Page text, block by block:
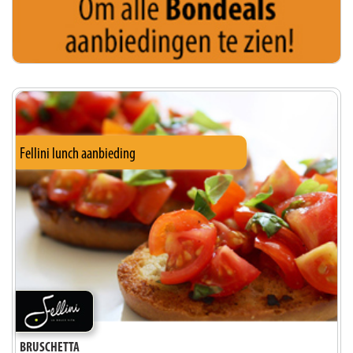
Fellini lunch aanbieding
BRUSCHETTA